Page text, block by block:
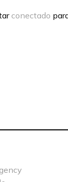
conectado